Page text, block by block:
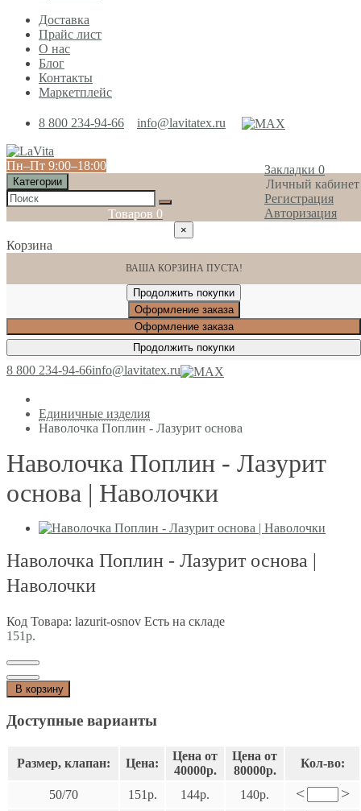
Доставка
Прайс лист
О нас
Блог
Контакты
Маркетплейс
8 800 234-94-66 info@lavitatex.ru
Закладки 0
Личный кабинет
Регистрация
Авторизация
Пн‒Пт 9:00‒18:00
Категории
Товаров 0
×
Корзина
ВАША КОРЗИНА ПУСТА!
Продолжить покупки
Оформление заказа
Оформление заказа
Продолжить покупки
8 800 234-94-66info@lavitatex.ru
Единичные изделия
Наволочка Поплин - Лазурит основа
Наволочка Поплин - Лазурит
основа | Наволочки
Наволочка Поплин - Лазурит основа |
Наволочки
Код Товара: lazurit-osnov Есть на складе
151р.
В корзину
Доступные варианты
Размер, клапан: Цена:
Цена от
40000р.
Цена от
80000р.
Кол-во:
50/70 151р. 144р. 140р. < >